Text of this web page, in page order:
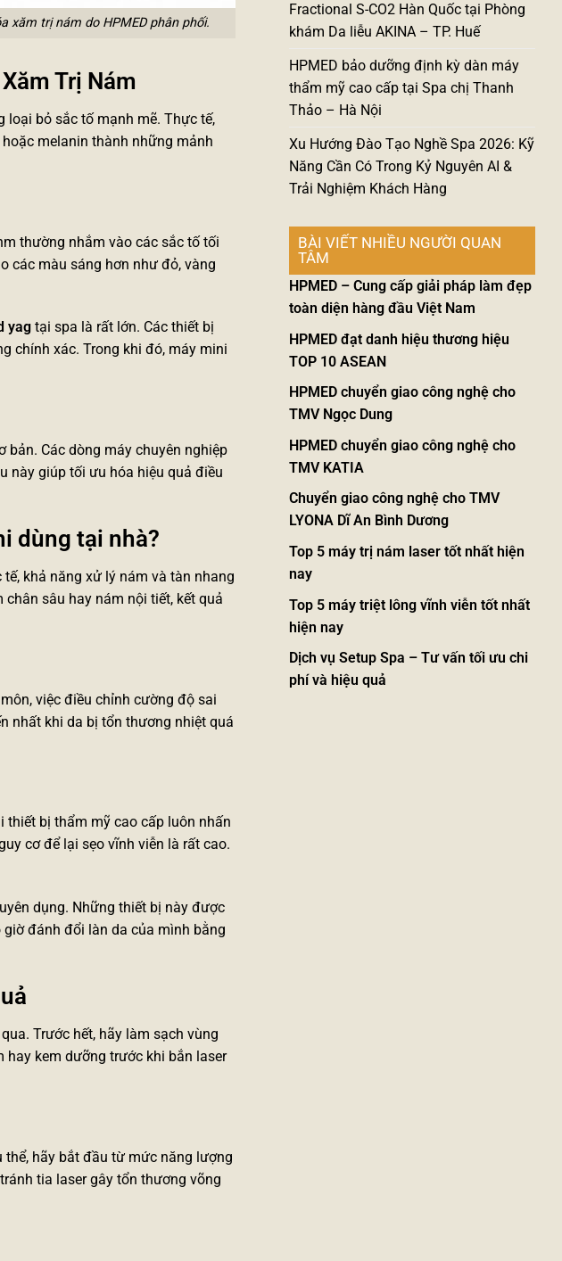
xăm trị nám do HPMED phân phối.
Trị Nám
loại bỏ sắc tố mạnh mẽ. Thực tế,
melanin thành những mảnh
thường nhắm vào các sắc tố tối
các màu sáng hơn như đỏ, vàng
yag tại spa là rất lớn. Các thiết bị
chính xác. Trong khi đó, máy mini
bản. Các dòng máy chuyên nghiệp
này giúp tối ưu hóa hiệu quả điều
dùng tại nhà?
khả năng xử lý nám và tàn nhang
sâu hay nám nội tiết, kết quả
việc điều chỉnh cường độ sai
nhất khi da bị tổn thương nhiệt quá
thiết bị thẩm mỹ cao cấp luôn nhấn
cơ để lại sẹo vĩnh viễn là rất cao.
dụng. Những thiết bị này được
đánh đổi làn da của mình bằng
Trước hết, hãy làm sạch vùng
hay kem dưỡng trước khi bắn laser
thể, hãy bắt đầu từ mức năng lượng
tia laser gây tổn thương võng
Fractional S-CO2 Hàn Quốc tại Phòng
khám Da liễu AKINA – TP. Huế
HPMED bảo dưỡng định kỳ dàn máy
thẩm mỹ cao cấp tại Spa chị Thanh
Thảo – Hà Nội
Xu Hướng Đào Tạo Nghề Spa 2026: Kỹ
Năng Cần Có Trong Kỷ Nguyên AI &
Trải Nghiệm Khách Hàng
BÀI VIẾT NHIỀU NGƯỜI QUAN
TÂM
HPMED – Cung cấp giải pháp làm đẹp
toàn diện hàng đầu Việt Nam
HPMED đạt danh hiệu thương hiệu
TOP 10 ASEAN
HPMED chuyển giao công nghệ cho
TMV Ngọc Dung
HPMED chuyển giao công nghệ cho
TMV KATIA
Chuyển giao công nghệ cho TMV
LYONA Dĩ An Bình Dương
Top 5 máy trị nám laser tốt nhất hiện
nay
Top 5 máy triệt lông vĩnh viễn tốt nhất
hiện nay
Dịch vụ Setup Spa – Tư vấn tối ưu chi
phí và hiệu quả